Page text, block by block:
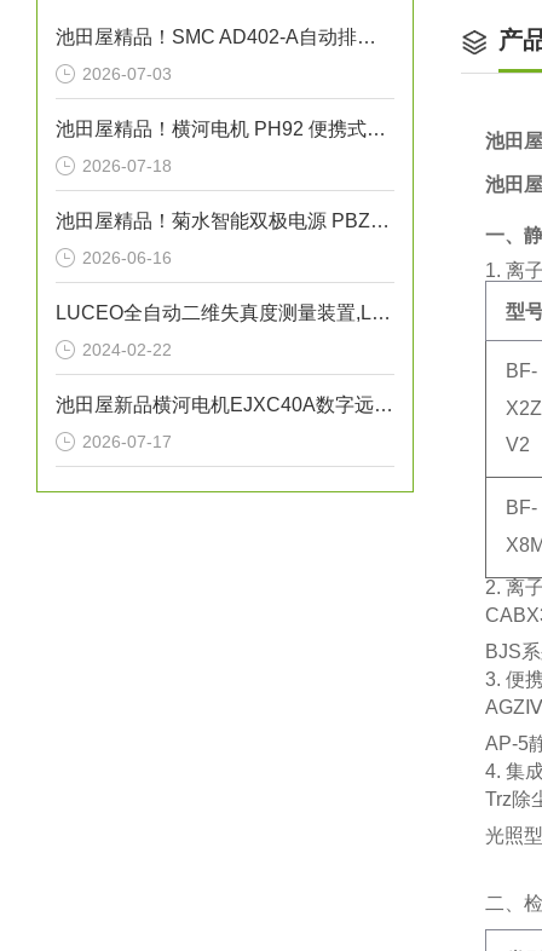
池田屋精品！SMC AD402-A自动排水阀技术参数与应用解析
2026-07-03
池田屋精品！横河电机 PH92 便携式pH/ORP计
2026-07-18
池田屋精品！菊水智能双极电源 PBZ20-20A 参数介绍
2026-06-16
LUCEO全自动二维失真度测量装置,LSM-9000LE讲解
2024-02-22
池田屋新品横河电机EJXC40A数字远传隔膜密封系统
2026-07-17
产
池田
池田
一、
1. 离
型
BF-
V2
BF-
2. 离
BJS
3. 便
AP-5
4. 集
Trz除
光照
二、